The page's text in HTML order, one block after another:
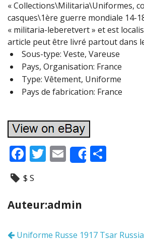
« Collections\Militaria\Uniformes,
casques\1ère guerre mondiale 14-
« militaria-leberetvert » et est
article peut être livré partout dans
Sous-type: Veste, Vareuse
Pays, Organisation: France
Type: Vêtement, Uniforme
Pays de fabrication: France
F
ac
e
b
o
T
er
E
m
l
Share
$ S
Auteur:admin
Navigation
Uniforme Russe 1917 Tsar